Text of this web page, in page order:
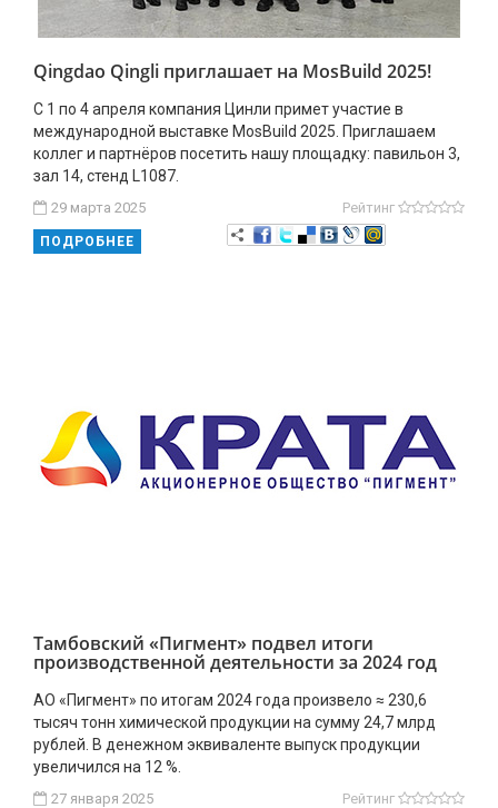
Qingdao Qingli приглашает на MosBuild 2025!
С 1 по 4 апреля компания Цинли примет участие в
международной выставке MosBuild 2025. Приглашаем
коллег и партнёров посетить нашу площадку: павильон 3,
зал 14, стенд L1087.
29 марта 2025 Рейтинг
ПОДРОБНЕЕ
Тамбовский «Пигмент» подвел итоги
производственной деятельности за 2024 год
АО «Пигмент» по итогам 2024 года произвело ≈ 230,6
тысяч тонн химической продукции на сумму 24,7 млрд
рублей. В денежном эквиваленте выпуск продукции
увеличился на 12 %.
27 января 2025 Рейтинг